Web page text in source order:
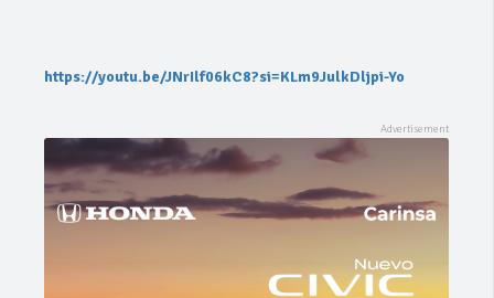
https://youtu.be/JNrIlf06kC8?si=KLm9JulkDljpi-Yo